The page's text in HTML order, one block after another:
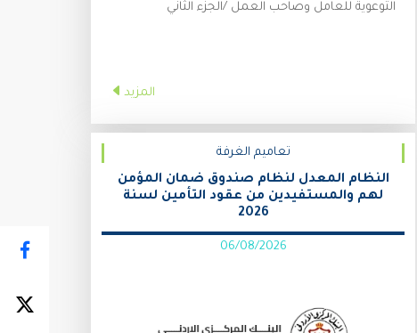
التوعوية للعامل وصاحب العمل /الجزء الثاني
المزيد
تعاميم الغرفة
النظام المعدل لنظام صندوق ضمان المؤمن
لهم والمستفيدين من عقود التأمين لسنة
2026
06/08/2026